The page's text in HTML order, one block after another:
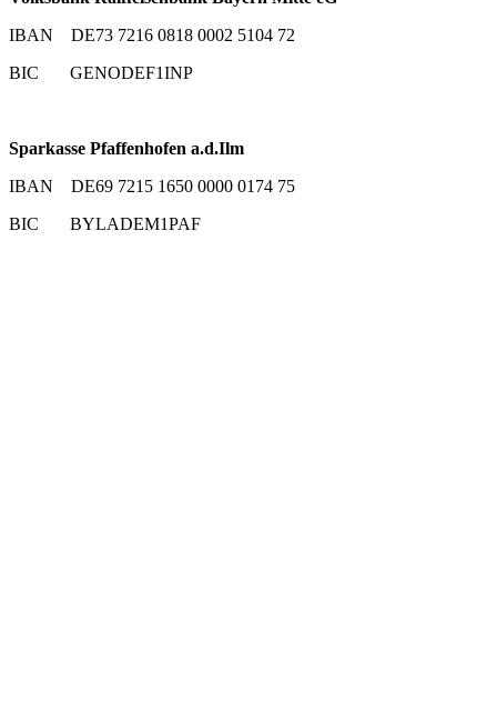
IBAN DE73 7216 0818 0002 5104 72
BIC GENODEF1INP
Sparkasse Pfaffenhofen a.d.Ilm
IBAN DE69 7215 1650 0000 0174 75
BIC BYLADEM1PAF